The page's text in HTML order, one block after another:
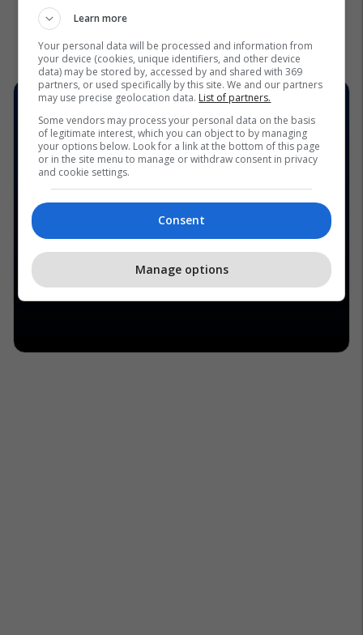
Learn more
Your personal data will be processed and information from
your device (cookies, unique identifiers, and other device
data) may be stored by, accessed by and shared with 369
partners, or used specifically by this site. We and our partners
may use precise geolocation data. List of partners.
Some vendors may process your personal data on the basis
of legitimate interest, which you can object to by managing
your options below. Look for a link at the bottom of this page
or in the site menu to manage or withdraw consent in privacy
and cookie settings.
Consent
Manage options